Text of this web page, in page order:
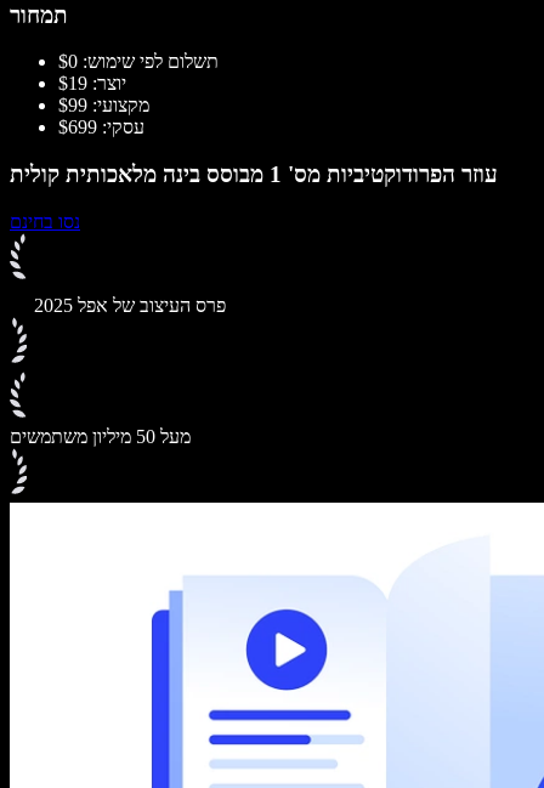
תמחור
תשלום לפי שימוש: $0
יוצר: $19
מקצועי: $99
עסקי: $699
עוזר הפרודוקטיביות מס' 1 מבוסס בינה מלאכותית קולית
נסו בחינם
פרס העיצוב של אפל 2025
מעל 50 מיליון משתמשים